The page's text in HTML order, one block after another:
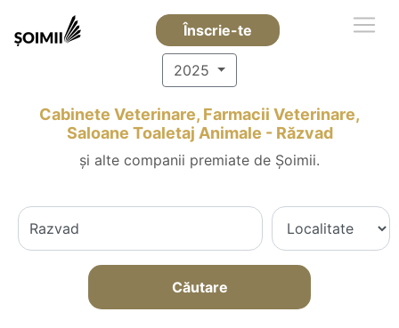
Înscrie-te
2025
Cabinete Veterinare, Farmacii Veterinare,
Saloane Toaletaj Animale - Răzvad
și alte companii premiate de Șoimii.
Căutare